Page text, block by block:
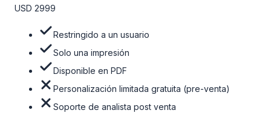
USD 2999
Restringido a un usuario
Solo una impresión
Disponible en PDF
Personalización limitada gratuita (pre-venta)
Soporte de analista post venta